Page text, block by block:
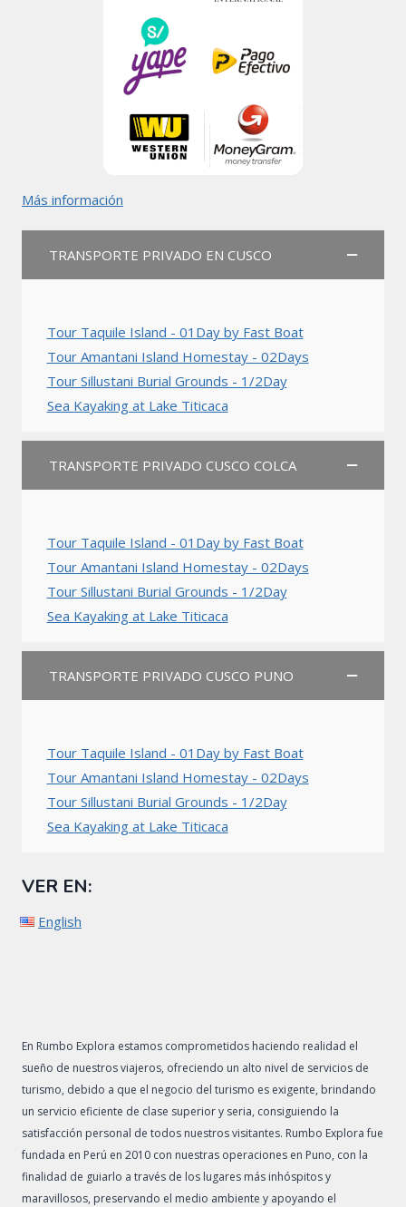
Más información
TRANSPORTE PRIVADO EN CUSCO
Tour Taquile Island - 01Day by Fast Boat
Tour Amantani Island Homestay - 02Days
Tour Sillustani Burial Grounds - 1/2Day
Sea Kayaking at Lake Titicaca
TRANSPORTE PRIVADO CUSCO COLCA
Tour Taquile Island - 01Day by Fast Boat
Tour Amantani Island Homestay - 02Days
Tour Sillustani Burial Grounds - 1/2Day
Sea Kayaking at Lake Titicaca
TRANSPORTE PRIVADO CUSCO PUNO
Tour Taquile Island - 01Day by Fast Boat
Tour Amantani Island Homestay - 02Days
Tour Sillustani Burial Grounds - 1/2Day
Sea Kayaking at Lake Titicaca
VER EN:
English
En Rumbo Explora estamos comprometidos haciendo realidad el
sueño de nuestros viajeros, ofreciendo un alto nivel de servicios de
turismo, debido a que el negocio del turismo es exigente, brindando
un servicio eficiente de clase superior y seria, consiguiendo la
satisfacción personal de todos nuestros visitantes. Rumbo Explora fue
fundada en Perú en 2010 con nuestras operaciones en Puno, con la
finalidad de guiarlo a través de los lugares más inhóspitos y
maravillosos, preservando el medio ambiente y apoyando el